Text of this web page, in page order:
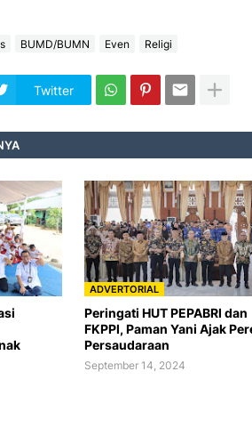
BUMD/BUMN Even Religi
Twitter
ADVERTORIAL
Peringati HUT PEPABRI dan
FKPPI, Paman Yani Ajak
Persaudaraan
September 14, 2024